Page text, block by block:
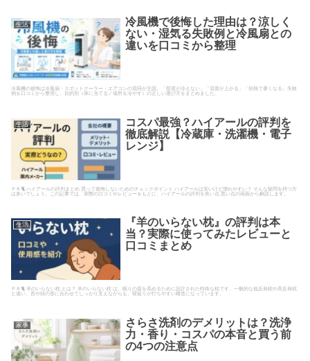
生活
冷風機で後悔した理由は？涼しく
ない・湿気る失敗例と冷風扇との
違いを口コミから整理
冷風機の後悔は冷風扇・スポットクーラー・エアコンの混同が主因。「部屋が冷えない」「湿度が上がる」「排熱で暑くなる」失敗
例を口コミから整理し、目的別（体に当てる／場所を冷やす）の正しい選び方をまとめました。
生活
コスパ最強？ハイアールの評判を
徹底解説【冷蔵庫・洗濯機・電子
レンジ】
ＰＲ🐈 ハイアールの評判まとめ 買って後悔しないためのチェックポイント ハイアールは安いけど壊れやすい？ そんな疑問を持つ方
は多いでしょう。この記事では、実際の口コミやレビューをもとに、ハイアールの評判を良い点 悪い点の両面から解説します。
生活
『羊のいらない枕』の評判は本
当？実際に使ってみたレビューと
口コミまとめ
ＰＲ🐈 羊のいらない枕 とは？ 羊のいらない枕 は、眠りの質を高めるために設計された特殊な枕です。一般的な低反発枕や高反発枕
と違い、首や頭の形に合わせてしっかり支えながらも、寝返りが打ちやすい構造になっています。
家事
さらさ洗剤のデメリットは？洗浄
力・香り・コスパの本音と買う前
の4つの注意点